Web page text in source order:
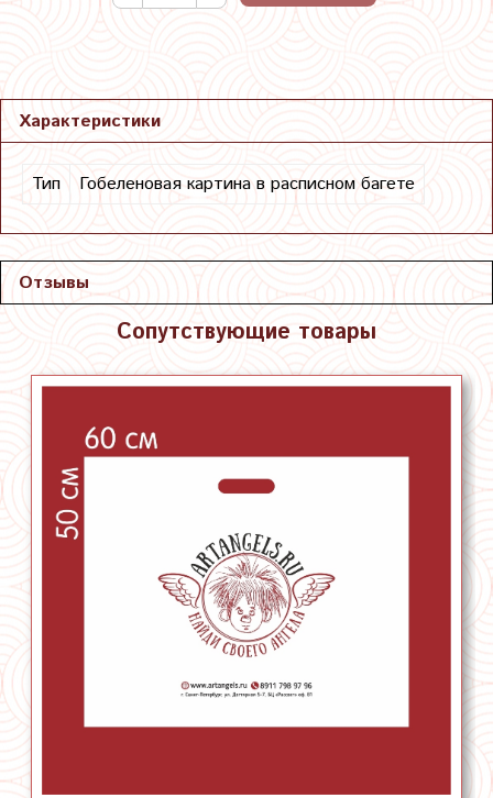
Характеристики
Тип Гобеленовая картина в расписном багете
Отзывы
Сопутствующие товары